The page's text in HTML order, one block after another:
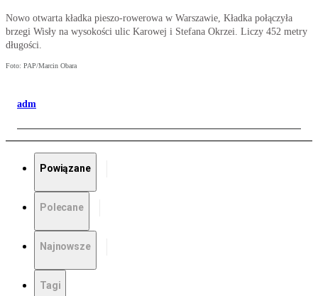
Nowo otwarta kładka pieszo-rowerowa w Warszawie, Kładka połączyła
brzegi Wisły na wysokości ulic Karowej i Stefana Okrzei. Liczy 452 metry
długości.
Foto: PAP/Marcin Obara
adm
Powiązane
Polecane
Najnowsze
Tagi